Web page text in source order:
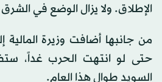
الإطلاق. ولا يزال الوضع في
من جانبها أضافت وزيرة المالية
حتى لو انتهت الحرب غداً،
السويد طوال هذا العام.